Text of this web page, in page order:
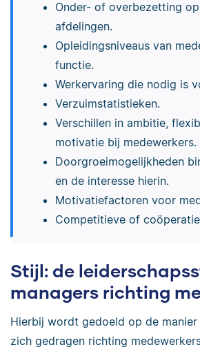
Onder- of overbezetting
afdelingen.
Opleidingsniveaus van
functie.
Werkervaring die nodig is
Verzuimstatistieken.
Verschillen in ambitie,
motivatie bij medewerkers.
Doorgroeimogelijkheden
en de interesse hierin.
Motivatiefactoren voor
Competitieve of
Stijl: de
managers richting
Hierbij wordt gedoeld op de
zich gedragen richting